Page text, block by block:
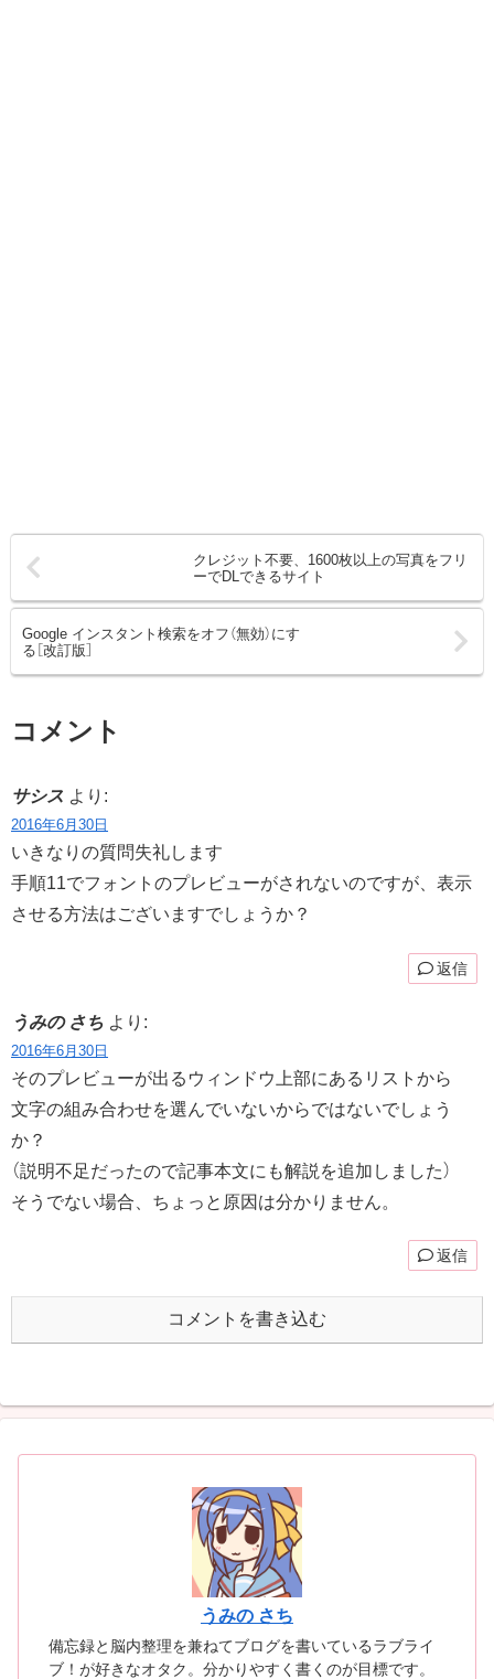
クレジット不要、1600枚以上の写真をフリ
ーでDLできるサイト
Google インスタント検索をオフ（無効）にす
る［改訂版］
コメント
サシス より:
2016年6月30日
いきなりの質問失礼します
手順11でフォントのプレビューがされないのですが、表示
させる方法はございますでしょうか？
返信
うみの さち より:
2016年6月30日
そのプレビューが出るウィンドウ上部にあるリストから
文字の組み合わせを選んでいないからではないでしょう
か？
（説明不足だったので記事本文にも解説を追加しました）
そうでない場合、ちょっと原因は分かりません。
返信
コメントを書き込む
うみの さち
備忘録と脳内整理を兼ねてブログを書いているラブライ
ブ！が好きなオタク。分かりやすく書くのが目標です。